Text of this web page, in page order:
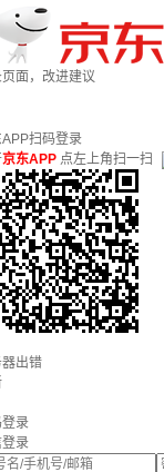
面，改进建议
扫码登录
京东APP 点左上角扫一扫
出错
录
录